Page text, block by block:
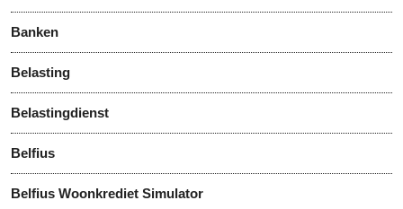
Banken
Belasting
Belastingdienst
Belfius
Belfius Woonkrediet Simulator